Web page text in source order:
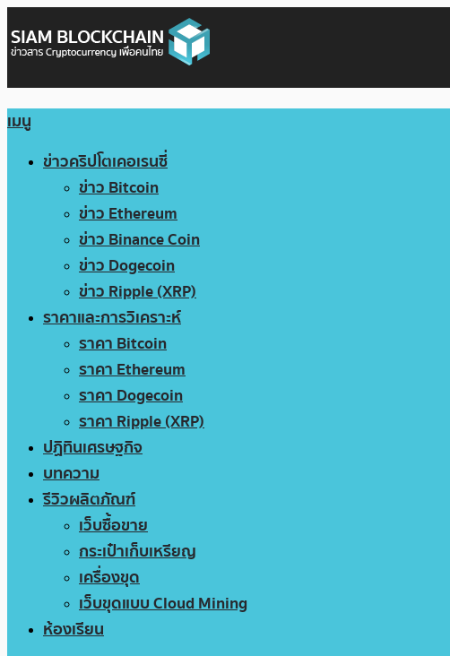
เมนู
ข่าวคริปโตเคอเรนซี่
ข่าว Bitcoin
ข่าว Ethereum
ข่าว Binance Coin
ข่าว Dogecoin
ข่าว Ripple (XRP)
ราคาและการวิเคราะห์
ราคา Bitcoin
ราคา Ethereum
ราคา Dogecoin
ราคา Ripple (XRP)
ปฏิทินเศรษฐกิจ
บทความ
รีวิวผลิตภัณฑ์
เว็บซื้อขาย
กระเป๋าเก็บเหรียญ
เครื่องขุด
เว็บขุดแบบ Cloud Mining
ห้องเรียน